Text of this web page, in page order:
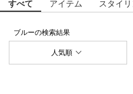
すべて アイテム スタイ
ブルーの検索結果
人気順